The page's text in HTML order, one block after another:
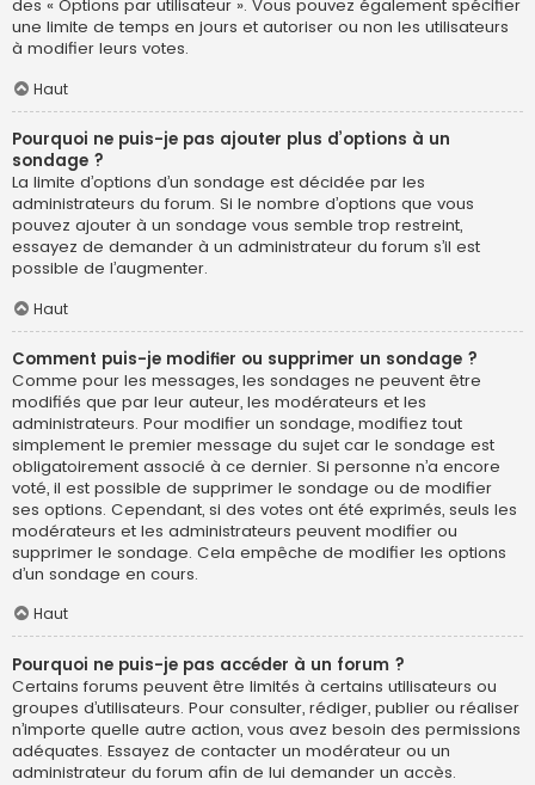
des « Options par utilisateur ». Vous pouvez également spécifier
une limite de temps en jours et autoriser ou non les utilisateurs
à modifier leurs votes.
Haut
Pourquoi ne puis-je pas ajouter plus d’options à un
sondage ?
La limite d’options d’un sondage est décidée par les
administrateurs du forum. Si le nombre d’options que vous
pouvez ajouter à un sondage vous semble trop restreint,
essayez de demander à un administrateur du forum s’il est
possible de l’augmenter.
Haut
Comment puis-je modifier ou supprimer un sondage ?
Comme pour les messages, les sondages ne peuvent être
modifiés que par leur auteur, les modérateurs et les
administrateurs. Pour modifier un sondage, modifiez tout
simplement le premier message du sujet car le sondage est
obligatoirement associé à ce dernier. Si personne n’a encore
voté, il est possible de supprimer le sondage ou de modifier
ses options. Cependant, si des votes ont été exprimés, seuls les
modérateurs et les administrateurs peuvent modifier ou
supprimer le sondage. Cela empêche de modifier les options
d’un sondage en cours.
Haut
Pourquoi ne puis-je pas accéder à un forum ?
Certains forums peuvent être limités à certains utilisateurs ou
groupes d’utilisateurs. Pour consulter, rédiger, publier ou réaliser
n’importe quelle autre action, vous avez besoin des permissions
adéquates. Essayez de contacter un modérateur ou un
administrateur du forum afin de lui demander un accès.